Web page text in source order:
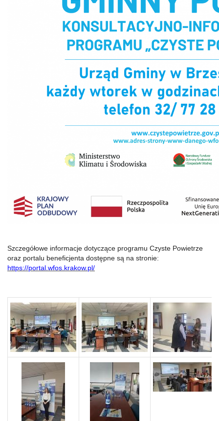
Szczegółowe informacje dotyczące programu Czyste Powietrze
oraz portalu beneficjenta dostępne są na stronie:
https://portal.wfos.krakow.pl/